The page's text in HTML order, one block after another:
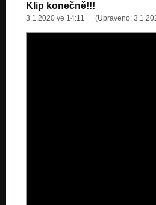
PATHETIC DAWN (2007)
Klip konečně!!!
3.1.2020 ve 14:11 (Upraveno: